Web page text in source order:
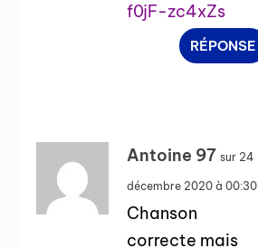
f0jF-zc4xZs
RÉPONSE
Antoine 97 sur 24
décembre 2020 à 00:30
Chanson
correcte mais